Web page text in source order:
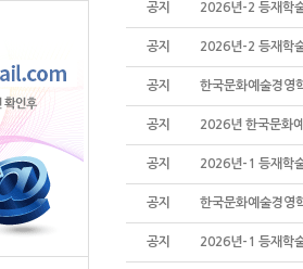
공지 2026년-2 등재학술
공지 2026년-2 등재학술
공지 한국문화예술경영
공지 2026년 한국문화
공지 2026년-1 등재학술
공지 한국문화예술경영
공지 2026년-1 등재학술